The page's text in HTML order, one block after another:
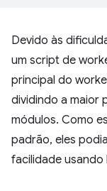
Devido às
um script de
principal do
dividindo a maior
módulos. Como
padrão, eles
facilidade